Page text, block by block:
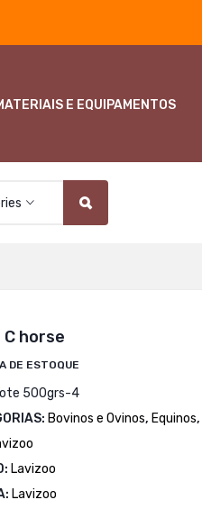
E EQUIPAMENTOS
C horse
DE ESTOQUE
500grs-4
Bovinos e Ovinos, Equinos,
Lavizoo
Lavizoo